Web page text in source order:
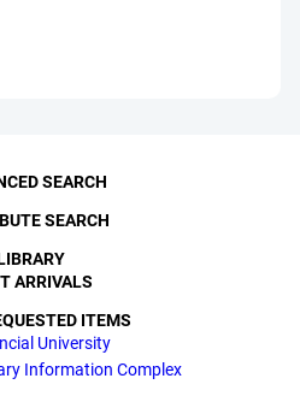
University
Information Complex
SEARCH
SEARCH
ARRIVALS
ITEMS